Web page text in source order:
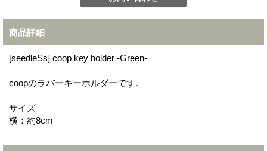
商品詳細
[seedleSs] coop key holder -Green-
coopのラバーキーホルダーです。
サイズ
横：約8cm